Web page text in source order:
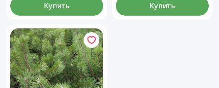
Купить Купить